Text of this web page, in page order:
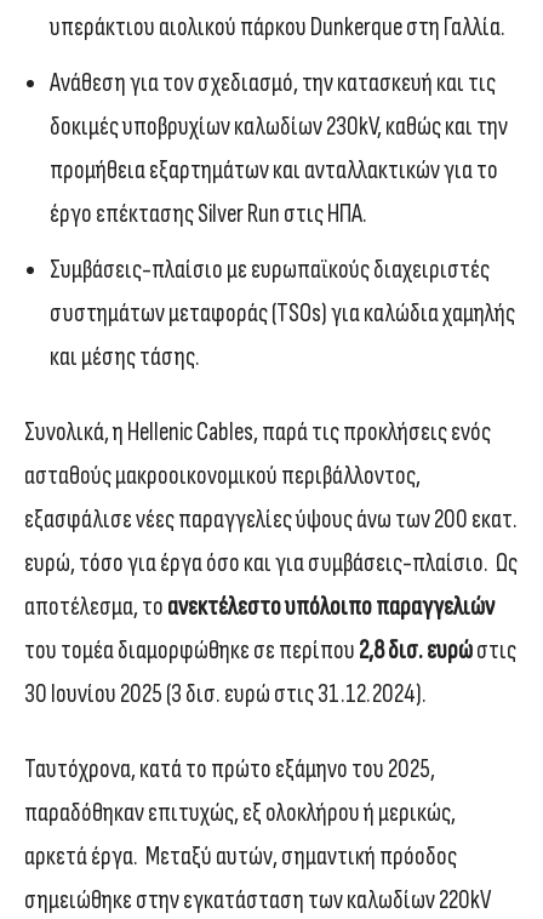
υπεράκτιου αιολικού πάρκου Dunkerque στη Γαλλία.
Ανάθεση για τον σχεδιασμό, την κατασκευή και τις
δοκιμές υποβρυχίων καλωδίων 230kV, καθώς και την
προμήθεια εξαρτημάτων και ανταλλακτικών για το
έργο επέκτασης Silver Run στις ΗΠΑ.
Συμβάσεις-πλαίσιο με ευρωπαϊκούς διαχειριστές
συστημάτων μεταφοράς (TSOs) για καλώδια χαμηλής
και μέσης τάσης.
Συνολικά, η Hellenic Cables, παρά τις προκλήσεις ενός
ασταθούς μακροοικονομικού περιβάλλοντος,
εξασφάλισε νέες παραγγελίες ύψους άνω των 200 εκατ.
ευρώ, τόσο για έργα όσο και για συμβάσεις-πλαίσιο. Ως
αποτέλεσμα, το ανεκτέλεστο υπόλοιπο παραγγελιών
του τομέα διαμορφώθηκε σε περίπου 2,8 δισ. ευρώστις
30 Ιουνίου 2025 (3 δισ. ευρώ στις 31.12.2024).
Ταυτόχρονα, κατά το πρώτο εξάμηνο του 2025,
παραδόθηκαν επιτυχώς, εξ ολοκλήρου ή μερικώς,
αρκετά έργα. Μεταξύ αυτών, σημαντική πρόοδος
σημειώθηκε στην εγκατάσταση των καλωδίων 220kV